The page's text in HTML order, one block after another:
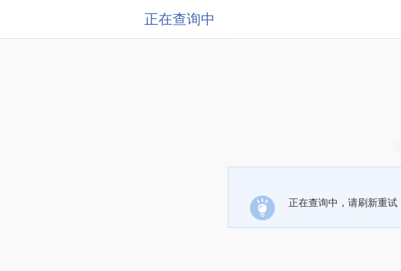
正在查询中
正在查询中，请刷新重试